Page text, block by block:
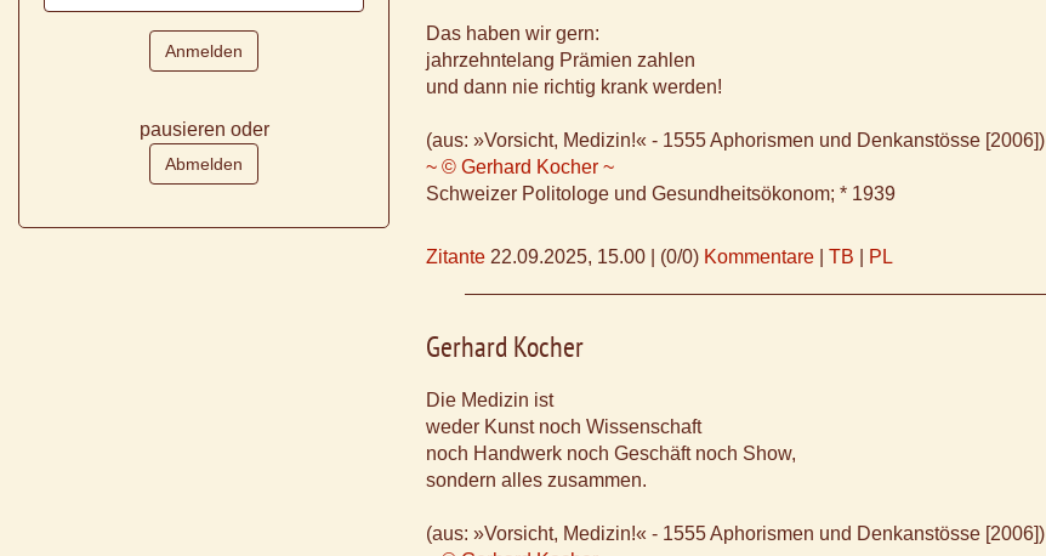
Das haben wir gern:
jahrzehntelang Prämien zahlen
und dann nie richtig krank werden!
(aus: »Vorsicht, Medizin!« - 1555 Aphorismen und Denkanstösse [2006])
~ © Gerhard Kocher ~
Schweizer Politologe und Gesundheitsökonom; * 1939
Zitante 22.09.2025, 15.00 (0/0) Kommentare TB PL
Gerhard Kocher
Die Medizin ist
weder Kunst noch Wissenschaft
noch Handwerk noch Geschäft noch Show,
sondern alles zusammen.
(aus: »Vorsicht, Medizin!« - 1555 Aphorismen und Denkanstösse [2006])
pausieren oder